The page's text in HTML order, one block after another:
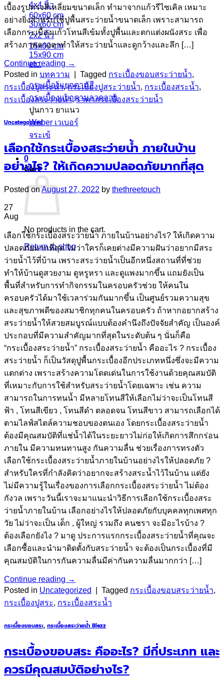
4x4 นิ้ว
60x60 cm
30x60 cm
2x2 นิ้ว
15x60 cm
15x90 cm
etc.
กระเบื้องแยกตามสี
กระเบื้องแยกตามลวดลาย
ปูนกาว ยาแนว
Weber เวเบอร์
จระเข้
0
Cart
No products in the cart.
Return to shop
เบื้องรูปทรงสี่เหลี่ยมขนาดเล็ก ทำมาจากแก้วรีไซเคิล เหมาะ
อย่างยิ่งสำหรับใช้ปูพื้นสระว่ายน้ำขนาดเล็ก เพราะสามารถ
เลือกกระเบื้องแก้วโทนสีเข้มทั้งปูพื้นและตกแต่งผนังสระ เพื่อ
สร้างภาพลวงตาทำให้สระว่ายน้ำและดูกว้างและลึก […]
Continue reading →
Posted in บทความ Tagged กระเบื้องขอบสระว่ายน้ำ,
กระเบื้องปูสระน้ำ,กระเบื้องปูสระว่ายน้ำ, กระเบื้องสระน้ำ,
กระเบื้องสระว่ายน้ำ,ราคากระเบื้องสระว่ายน้ำ
Uncategorized
เลือกใช้กระเบื้องสระว่ายน้ำ ภายในบ้าน
อย่างไร? ให้เกิดความปลอดภัยมากที่สุด
Posted onAugust 27, 2022 by thethreetouch
27
Aug
เลือกใช้กระเบื้องสระว่ายน้ำ ภายในบ้านอย่างไร? ให้เกิดความ
ปลอดภัยมากที่สุด ไม่ว่าใครก็เคยต่างมีความฝันว่าอยากมีสระ
ว่ายน้ำไว้ที่บ้าน เพราะสระว่ายน้ำเป็นอีกหนึ่งสถานที่ที่ช่วย
ทำให้บ้านดูสวยงาม ดูหรูหรา และดูแพงมากขึ้น แถมยังเป็น
พื้นที่สำหรับการทำกิจกรรมในครอบครัวช่วย ให้คนใน
ครอบครัวได้มาใช้เวลาร่วมกันมากขึ้น เป็นศูนย์รวมความสุข
และสุขภาพดีของสมาชิกทุกคนในครอบครัว ถ้าหากอยากสร้าง
สระว่ายน้ำให้สวยสมบูรณ์แบบต้องคำนึงถึงปัจจัยสำคัญ เป็นองค์
ประกอบที่มีความสำคัญมากที่สุดในระดับต้น ๆ นั่นก็คือ
“กระเบื้องสระว่ายน้ำ” กระเบื้องสระว่ายน้ำ คืออะไร ? กระเบื้อง
สระว่ายน้ำ ก็เป็นวัสดุปูพื้นกระเบื้องอีกประเภทหนึ่งซึ่งจะมีความ
แตกต่าง เพราะสร้างความโดดเด่นในการใช้งานด้วยคุณสมบัติ
ที่เหมาะกับการใช้สำหรับสระว่ายน้ำโดยเฉพาะ เช่น ความ
สามารถในการทนน้ำ มีหลายโทนสีให้เลือกไม่ว่าจะเป็นโทนสี
ฟ้า , โทนสีเขียว , โทนสีดำ ตลอดจน โทนสีขาว สามารถเลือกได้
ตามไลฟ์สไตล์ความชอบของตนเอง โดยกระเบื้องสระว่ายน้ำ
ต้องมีคุณสมบัติที่แช่น้ำได้ในระยะยาวไม่ก่อให้เกิดการสึกกร่อน
ภายใน มีความทนทานสูง กันความลื่น ช่วยเรื่องการทรงตัว
เลือกใช้กระเบื้องสระว่ายน้ำภายในบ้านอย่างไรให้ปลอดภัย ?
สำหรับใครที่กำลังคิดว่าอยากจะสร้างสระน้ำไว้ในบ้าน แต่ยัง
ไม่มีความรู้ในเรื่องของการเลือกกระเบื้องสระว่ายน้ำ ไม่ต้อง
กังวล เพราะวันนี้เราจะมาแนะนำวิธีการเลือกใช้กระเบื้องสระ
ว่ายน้ำภายในบ้าน เลือกอย่างไรให้ปลอดภัยกับบุคคลทุกเพศทุก
วัย ไม่ว่าจะเป็น เด็ก , ผู้ใหญ่ รวมถึง คนชรา จะมีอะไรบ้าง ?
ต้องเลือกยังไง ? มาดู ประการแรกกระเบื้องสระว่ายน้ำที่คุณจะ
เลือกซื้อและนำมาติดตั้งกับสระว่ายน้ำ จะต้องเป็นกระเบื้องที่มี
คุณสมบัติในการกันความลื่นมีค่ากันความลื่นมากกว่า […]
Continue reading →
Posted in Uncategorized Tagged กระเบื้องขอบสระว่ายน้ำ,
กระเบื้องปูสระ, กระเบื้องสระน้ำ
กระเบื้องขอบสระ, กระเบื้องสระว่ายน้ำ Blezz
กระเบื้องขอบสระ คืออะไร? มีกี่ประเภท และ
ควรมีคุณสมบัติอย่างไร?